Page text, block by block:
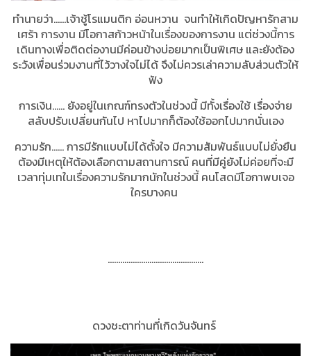
ทำนายว่า......เจ้าชู้โรแมนติก อ่อนหวาน จนทำให้เกิดปัญหารักสาม
เศร้า การงาน มีโอกาสก้าวหน้าในเรื่องของการงาน แต่ช่วงนี้การ
เดินทางเพื่อติดต่องานมีค่อนข้างบ่อยมากเป็นพิเศษ และยังต้อง
ระวังเพื่อนร่วมงานที่ไว้วางใจไม่ได้ จึงไม่ควรเล่าความลับส่วนตัวให้
ฟัง
การเงิน...... ยังอยู่ในเกณฑ์ทรงตัวในช่วงนี้ มีทั้งเรื่องใช้ เรื่องจ่าย
สลับปรับเปลี่ยนกันไป หาไปมากก็ต้องใช้ออกไปมากนั่นเอง
ความรัก...... การมีรักแบบไม่ได้ตั้งใจ มีความสัมพันธ์แบบไม่ยั่งยืน
ต้องมีเหตุให้ต้องเลือกตามสถานการณ์ คนที่มีคู่ยังไม่ค่อยที่จะมี
เวลาทุ่มเทในเรื่องความรักมากนักในช่วงนี้ คนโสดมีโอกาพบเจอ
ใครบางคน
……………………………………….
ดวงชะตาท่านที่เกิดวันจันทร์